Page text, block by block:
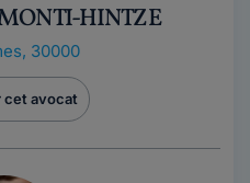
HINTZE
30000
cet avocat